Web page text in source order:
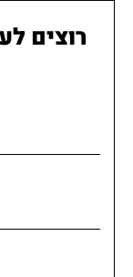
רוצים